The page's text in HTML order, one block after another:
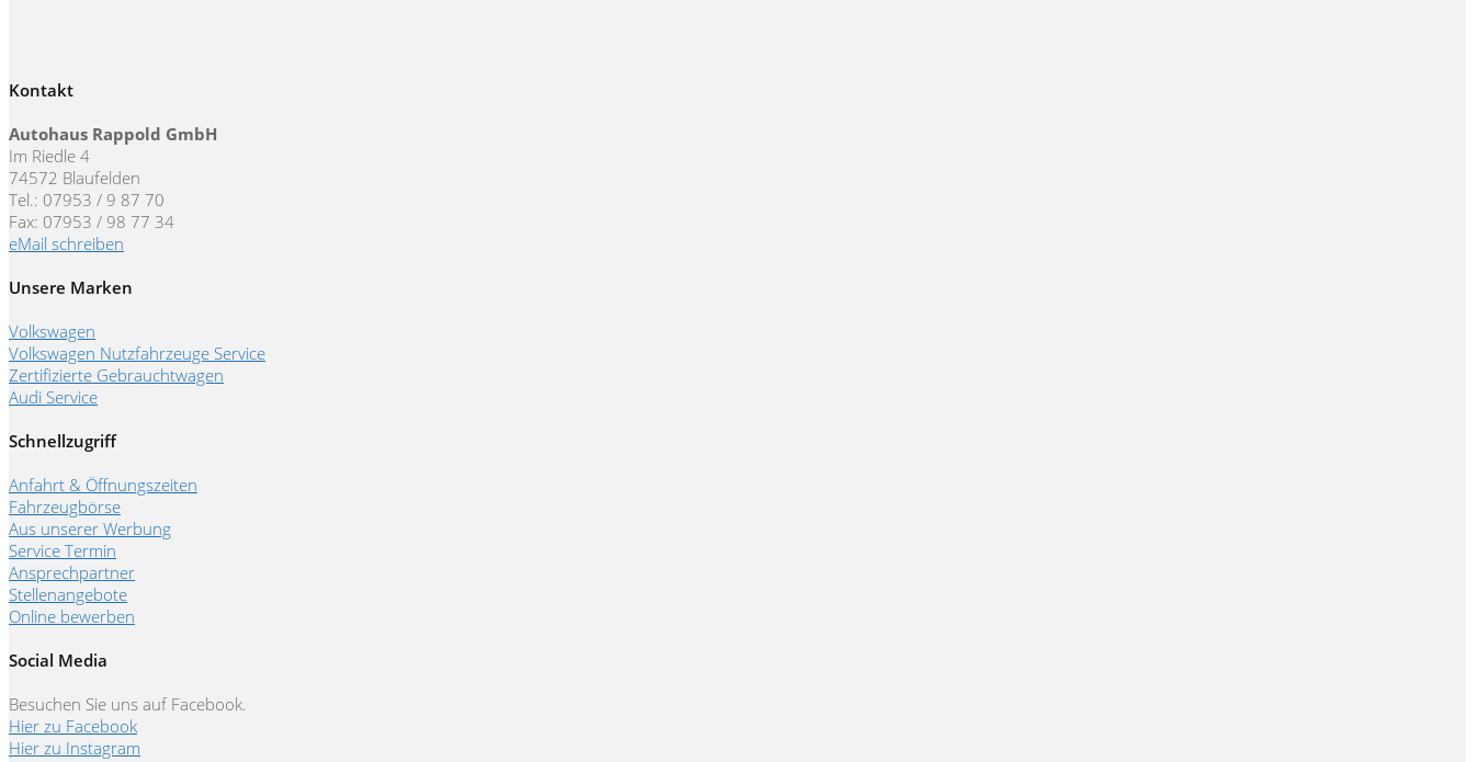
Kontakt
Autohaus Rappold GmbH
Im Riedle 4
74572 Blaufelden
Tel.: 07953 / 9 87 70
Fax: 07953 / 98 77 34
eMail schreiben
Unsere Marken
Volkswagen
Volkswagen Nutzfahrzeuge Service
Zertifizierte Gebrauchtwagen
Audi Service
Schnellzugriff
Anfahrt & Öffnungszeiten
Fahrzeugbörse
Aus unserer Werbung
Service Termin
Ansprechpartner
Stellenangebote
Online bewerben
Social Media
Besuchen Sie uns auf Facebook.
Hier zu Facebook
Hier zu Instagram